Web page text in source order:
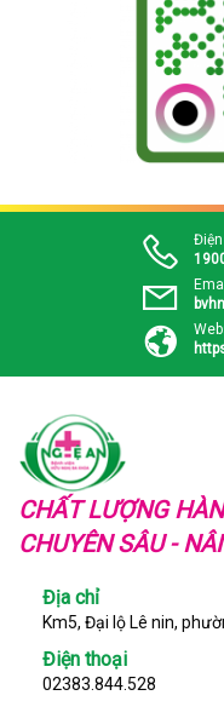
CHẤT LƯỢNG
CHUYÊN SÂU -
Địa chỉ
Km5, Đại lộ Lê nin,
Điện thoại
02383.844.528